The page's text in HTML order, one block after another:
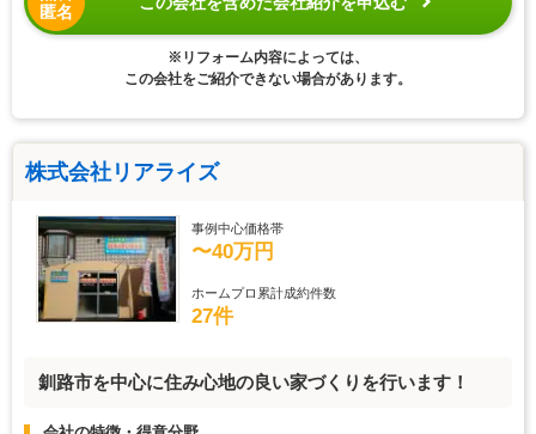
匿名
※リフォーム内容によっては、
この会社をご紹介できない場合があります。
株式会社リアライズ
事例中心価格帯
〜40万円
ホームプロ累計成約件数
27件
釧路市を中心に住み心地の良い家づくりを行います！